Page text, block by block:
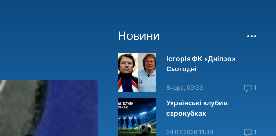
Новини
Історія ФК «Дніпро»
Сьогодні
Вчора, 09:33 1
Українські клуби в
єврокубках
24.07.2026 11:44 1